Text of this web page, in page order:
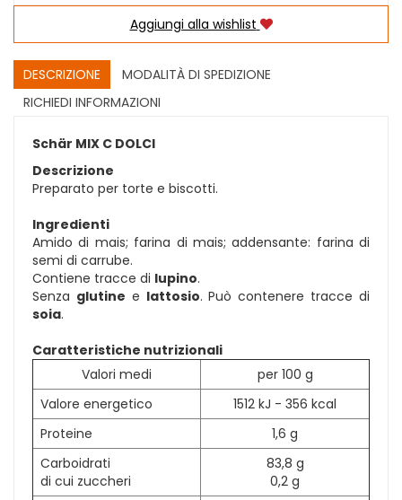
Aggiungi alla wishlist
DESCRIZIONE
MODALITÀ DI SPEDIZIONE
RICHIEDI INFORMAZIONI
Schär MIX C DOLCI
Descrizione
Preparato per torte e biscotti.
Ingredienti
Amido di mais; farina di mais; addensante: farina di
semi di carrube.
Contiene tracce di lupino.
Senza glutine e lattosio. Può contenere tracce di
soia.
Caratteristiche nutrizionali
Valori medi
per 100 g
Valore energetico
1512 kJ - 356 kcal
Proteine
1,6 g
Carboidrati
di cui zuccheri
83,8 g
0,2 g